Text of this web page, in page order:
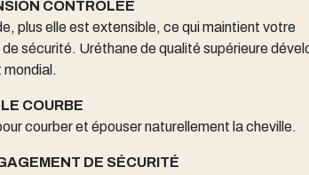
CONTRÔLÉE
plus elle est extensible, ce qui maintient votre
sécurité. Uréthane de qualité supérieure
COURBE
courber et épouser naturellement la cheville.
DE SÉCURITÉ